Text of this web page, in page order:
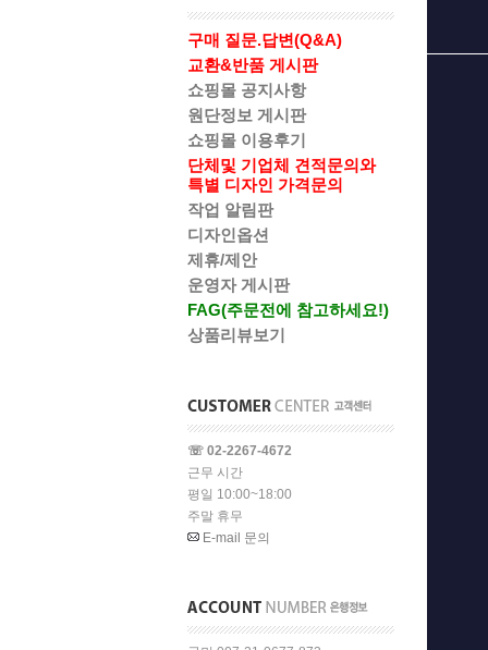
구매 질문.답변(Q&A)
교환&반품 게시판
쇼핑몰 공지사항
원단정보 게시판
쇼핑몰 이용후기
단체및 기업체 견적문의와
특별 디자인 가격문의
작업 알림판
디자인옵션
제휴/제안
운영자 게시판
FAG(주문전에 참고하세요!)
상품리뷰보기
☏ 02-2267-4672
근무 시간
평일 10:00~18:00
주말 휴무
E-mail 문의